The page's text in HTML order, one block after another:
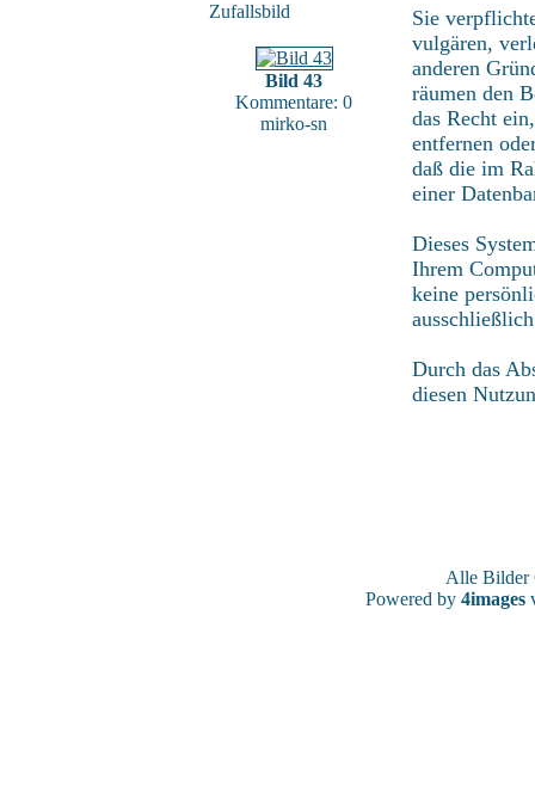
Zufallsbild
Bild 43
Kommentare: 0
mirko-sn
Sie
vulgären,
anderen
räumen den
das Recht
entfernen
daß die im
einer
Dieses
Ihrem
keine
Durch das
diesen
Alle
Powered by 4images